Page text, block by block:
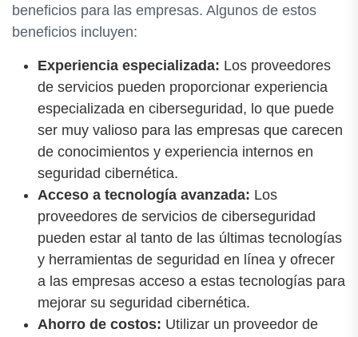
beneficios para las empresas. Algunos de estos
beneficios incluyen:
Experiencia especializada: Los proveedores
de servicios pueden proporcionar experiencia
especializada en ciberseguridad, lo que puede
ser muy valioso para las empresas que carecen
de conocimientos y experiencia internos en
seguridad cibernética.
Acceso a tecnología avanzada: Los
proveedores de servicios de ciberseguridad
pueden estar al tanto de las últimas tecnologías
y herramientas de seguridad en línea y ofrecer
a las empresas acceso a estas tecnologías para
mejorar su seguridad cibernética.
Ahorro de costos: Utilizar un proveedor de